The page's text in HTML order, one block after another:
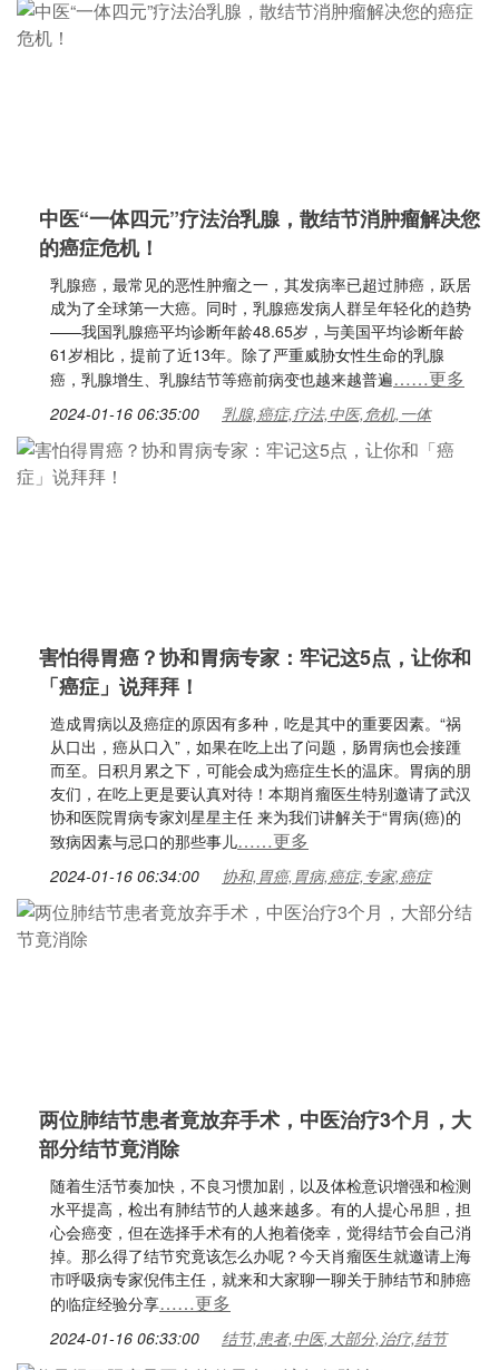
中医“一体四元”疗法治乳腺，散结节消肿瘤解决您
的癌症危机！
乳腺癌，最常见的恶性肿瘤之一，其发病率已超过肺癌，跃居
成为了全球第一大癌。同时，乳腺癌发病人群呈年轻化的趋势
——我国乳腺癌平均诊断年龄48.65岁，与美国平均诊断年龄
61岁相比，提前了近13年。除了严重威胁女性生命的乳腺
癌，乳腺增生、乳腺结节等癌前病变也越来越普遍……更多
2024-01-16 06:35:00 乳腺,癌症,疗法,中医,危机,一体
害怕得胃癌？协和胃病专家：牢记这5点，让你和
「癌症」说拜拜！
造成胃病以及癌症的原因有多种，吃是其中的重要因素。“祸
从口出，癌从口入”，如果在吃上出了问题，肠胃病也会接踵
而至。日积月累之下，可能会成为癌症生长的温床。胃病的朋
友们，在吃上更是要认真对待！本期肖瘤医生特别邀请了武汉
协和医院胃病专家刘星星主任 来为我们讲解关于“胃病(癌)的
致病因素与忌口的那些事儿……更多
2024-01-16 06:34:00 协和,胃癌,胃病,癌症,专家,癌症
两位肺结节患者竟放弃手术，中医治疗3个月，大
部分结节竟消除
随着生活节奏加快，不良习惯加剧，以及体检意识增强和检测
水平提高，检出有肺结节的人越来越多。有的人提心吊胆，担
心会癌变，但在选择手术有的人抱着侥幸，觉得结节会自己消
掉。那么得了结节究竟该怎么办呢？今天肖瘤医生就邀请上海
市呼吸病专家倪伟主任，就来和大家聊一聊关于肺结节和肺癌
的临症经验分享……更多
2024-01-16 06:33:00 结节,患者,中医,大部分,治疗,结节